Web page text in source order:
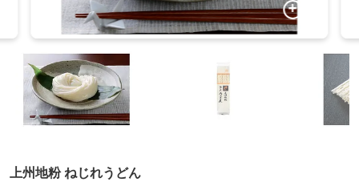
上州地粉 ねじれうどん